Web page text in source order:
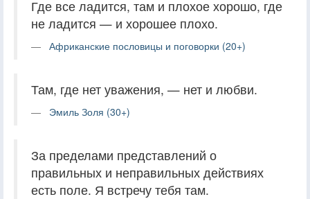
Где все ладится, там и плохое хорошо, где
не ладится — и хорошее плохо.
Африканские пословицы и поговорки (20+)
Там, где нет уважения, — нет и любви.
Эмиль Золя (30+)
За пределами представлений о
правильных и неправильных действиях
есть поле. Я встречу тебя там.